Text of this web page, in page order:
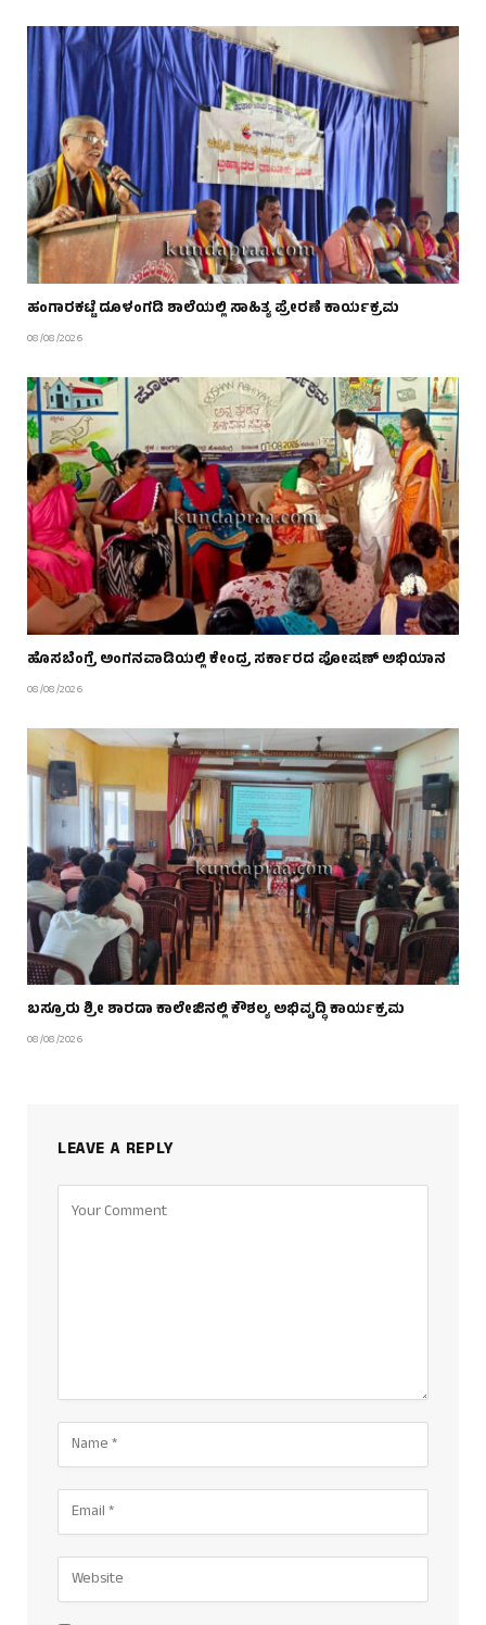
ಹಂಗಾರಕಟ್ಟೆ ದೂಳಂಗಡಿ ಶಾಲೆಯಲ್ಲಿ ಸಾಹಿತ್ಯ ಪ್ರೇರಣೆ ಕಾರ್ಯಕ್ರಮ
08/08/2026
ಹೊಸಬೆಂಗ್ರೆ ಅಂಗನವಾಡಿಯಲ್ಲಿ ಕೇಂದ್ರ ಸರ್ಕಾರದ ಪೋಷಣ್ ಅಭಿಯಾನ
08/08/2026
ಬಸ್ರೂರು ಶ್ರೀ ಶಾರದಾ ಕಾಲೇಜಿನಲ್ಲಿ ಕೌಶಲ್ಯ ಅಭಿವೃದ್ಧಿ ಕಾರ್ಯಕ್ರಮ
08/08/2026
LEAVE A REPLY